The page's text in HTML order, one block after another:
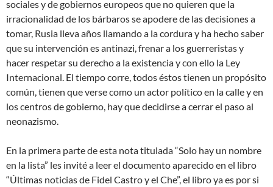
sociales y de gobiernos europeos que no quieren que la
irracionalidad de los bárbaros se apodere de las decisiones a
tomar, Rusia lleva años llamando a la cordura y ha hecho saber
que su intervención es antinazi, frenar a los guerreristas y
hacer respetar su derecho a la existencia y con ello la Ley
Internacional. El tiempo corre, todos éstos tienen un propósito
común, tienen que verse como un actor político en la calle y en
los centros de gobierno, hay que decidirse a cerrar el paso al
neonazismo.
En la primera parte de esta nota titulada “Solo hay un nombre
en la lista” les invité a leer el documento aparecido en el libro
“Últimas noticias de Fidel Castro y el Che”, el libro ya es por si